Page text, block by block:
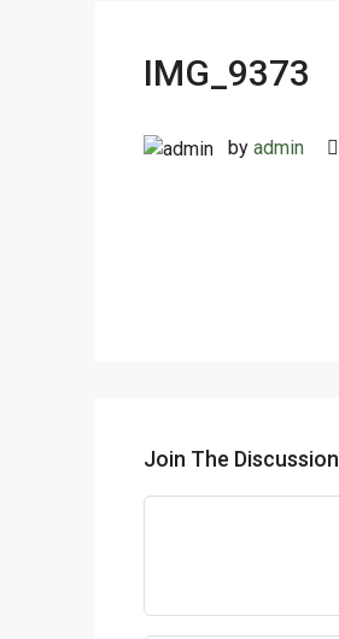
IMG_9373
by admin
Join The Discussion